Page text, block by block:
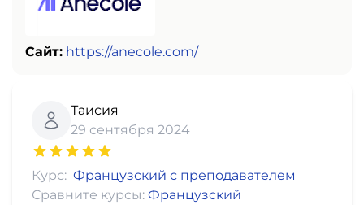
Сайт: https://anecole.com/
Таисия
29 сентября 2024
Курс: Французский с преподавателем
Сравните курсы: Французский
и
финансы
Аналитика
Видео,
фото,
Бесплатно